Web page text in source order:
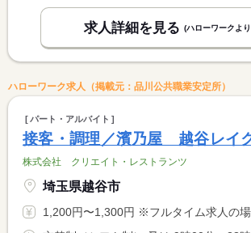
求人詳細を見る (ハローワークよ
ハローワーク求人（掲載元：品川公共職業安定所）
パート・アルバイト
接客・調理／濱乃屋 越谷レイ
株式会社 クリエイト・レストランツ
埼玉県越谷市
1,200円〜1,300円 ※フルタイム求人の場合は月額（換算額）、パート求人の場合